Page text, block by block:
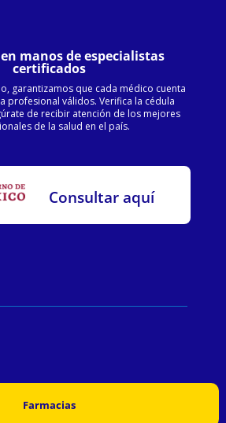
manos de especialistas
certificados
garantizamos que cada médico cuenta
profesional válidos. Verifica la cédula
de recibir atención de los mejores
de la salud en el país.
Consultar aquí
Farmacias